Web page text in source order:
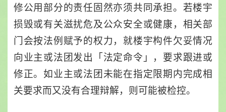
修公用部分的责任固然亦须共同承担。若楼宇
损毁或有关滋扰危及公众安全或健康，相关部
门会按法例赋予的权力，就楼宇构件欠妥情况
向业主或法团发出「法定命令」，要求跟进或
修正。如业主或法团未能在指定限期内完成相
关要求而又没有合理辩解，则可能被检控。